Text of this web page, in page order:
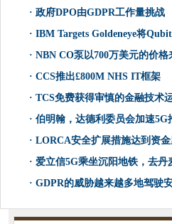
· 政府DPO由GDPR工作量挑战
· IBM Targets Goldeneye将
· NBN CO泵以700万美元的价
· CCS推出£800M NHS IT框架
· TCS免费获得审慎的金融技术
· 伯明翰，达德利委员会加速5G
· LORCA安全扩展措施达到资
· 爱立信5G乘坐沉阳地铁，去丹
· GDPR的威胁越来越多地驾驶